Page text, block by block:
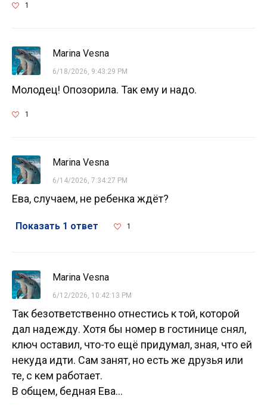
1
Marina Vesna
6/18/2026, 9:43:29 PM
Молодец! Опозорила. Так ему и надо.
1
Marina Vesna
6/14/2026, 7:34:27 PM
Ева, случаем, не ребенка ждёт?
Показать 1 ответ 1
Marina Vesna
6/12/2026, 10:42:13 PM
Так безответственно отнестись к той, которой
дал надежду. Хотя бы номер в гостинице снял,
ключ оставил, что-то ещё придумал, зная, что ей
некуда идти. Сам занят, но есть же друзья или
те, с кем работает.
В общем, бедная Ева...